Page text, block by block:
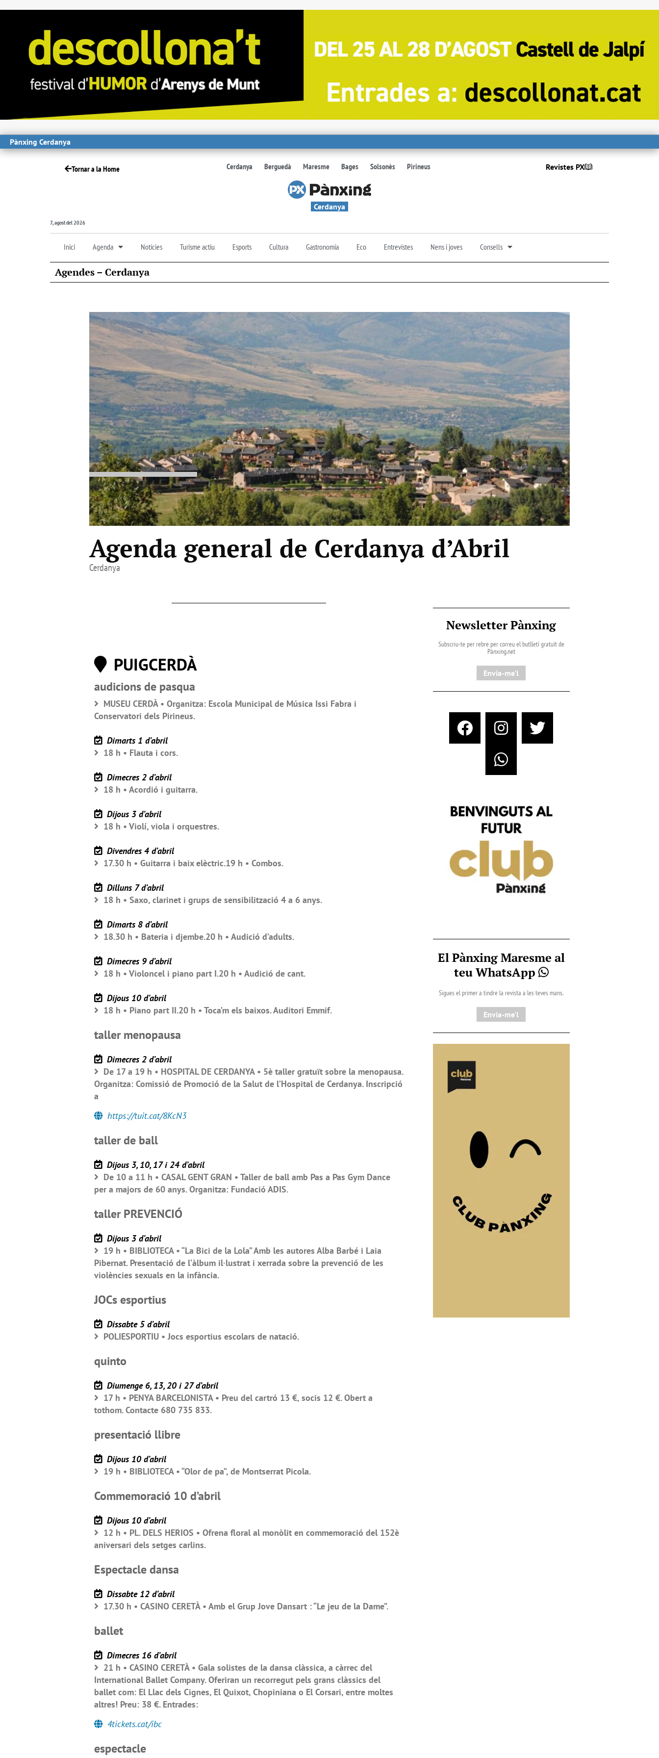
Pànxing Cerdanya
Tornar a la Home Cerdanya Berguedà Maresme Bages Solsonès Pirineus Revistes PX
Cerdanya
7, agost del 2026
Inici Agenda Notícies Turisme actiu Esports Cultura Gastronomia Eco Entrevistes Nens i joves Consells
Agendes – Cerdanya
Agenda general de Cerdanya d’Abril
Cerdanya
PUIGCERDÀ
audicions de pasqua
MUSEU CERDÀ • Organitza: Escola Municipal de Música Issi Fabra i
Conservatori dels Pirineus.
Dimarts 1 d’abril
18 h • Flauta i cors.
Dimecres 2 d’abril
18 h • Acordió i guitarra.
Dijous 3 d’abril
18 h • Violí, viola i orquestres.
Divendres 4 d’abril
17.30 h • Guitarra i baix elèctric.19 h • Combos.
Dilluns 7 d’abril
18 h • Saxo, clarinet i grups de sensibilització 4 a 6 anys.
Dimarts 8 d’abril
18.30 h • Bateria i djembe.20 h • Audició d’adults.
Dimecres 9 d’abril
18 h • Violoncel i piano part I.20 h • Audició de cant.
Dijous 10 d’abril
18 h • Piano part II.20 h • Toca’m els baixos. Auditori Emmif.
taller menopausa
Dimecres 2 d’abril
De 17 a 19 h • HOSPITAL DE CERDANYA • 5è taller gratuït sobre la menopausa.
Organitza: Comissió de Promoció de la Salut de l’Hospital de Cerdanya. Inscripció
a
https://tuit.cat/8KcN3
taller de ball
Dijous 3, 10, 17 i 24 d’abril
De 10 a 11 h • CASAL GENT GRAN • Taller de ball amb Pas a Pas Gym Dance
per a majors de 60 anys. Organitza: Fundació ADIS.
taller PREVENCIÓ
Dijous 3 d’abril
19 h • BIBLIOTECA • “La Bici de la Lola” Amb les autores Alba Barbé i Laia
Pibernat. Presentació de l’àlbum il·lustrat i xerrada sobre la prevenció de les
violències sexuals en la infància.
JOCs esportius
Dissabte 5 d’abril
POLIESPORTIU • Jocs esportius escolars de natació.
quinto
Diumenge 6, 13, 20 i 27 d’abril
17 h • PENYA BARCELONISTA • Preu del cartró 13 €, socis 12 €. Obert a
tothom. Contacte 680 735 833.
presentació llibre
Dijous 10 d’abril
19 h • BIBLIOTECA • “Olor de pa”, de Montserrat Picola.
Commemoració 10 d’abril
Dijous 10 d’abril
12 h • PL. DELS HERIOS • Ofrena floral al monòlit en commemoració del 152è
aniversari dels setges carlins.
Espectacle dansa
Dissabte 12 d’abril
17.30 h • CASINO CERETÀ • Amb el Grup Jove Dansart : “Le jeu de la Dame”.
ballet
Dimecres 16 d’abril
21 h • CASINO CERETÀ • Gala solistes de la dansa clàssica, a càrrec del
International Ballet Company. Oferiran un recorregut pels grans clàssics del
ballet com: El Llac dels Cignes, El Quixot, Chopiniana o El Corsari, entre moltes
altres! Preu: 38 €. Entrades:
4tickets.cat/ibc
espectacle
Newsletter Pànxing
Subscriu-te per rebre per correu el butlletí gratuït de
Pànxing.net​
Envia-me'l
El Pànxing Maresme al
teu WhatsApp
Sigues el primer a tindre la revista a les teves mans.
Envia-me'l